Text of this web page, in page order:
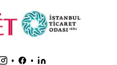
• •